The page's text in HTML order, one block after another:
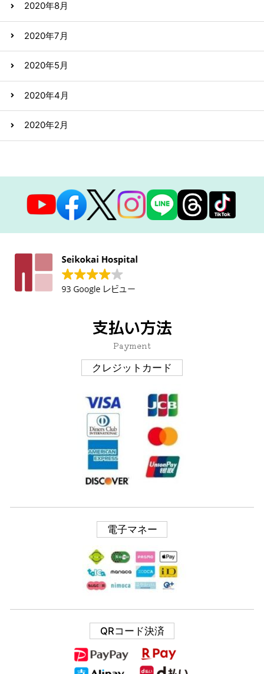
2020年8月
2020年7月
2020年5月
2020年4月
2020年2月
支払い方法
Payment
クレジットカード
電子マネー
QRコード決済